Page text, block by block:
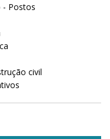
- Postos
civil